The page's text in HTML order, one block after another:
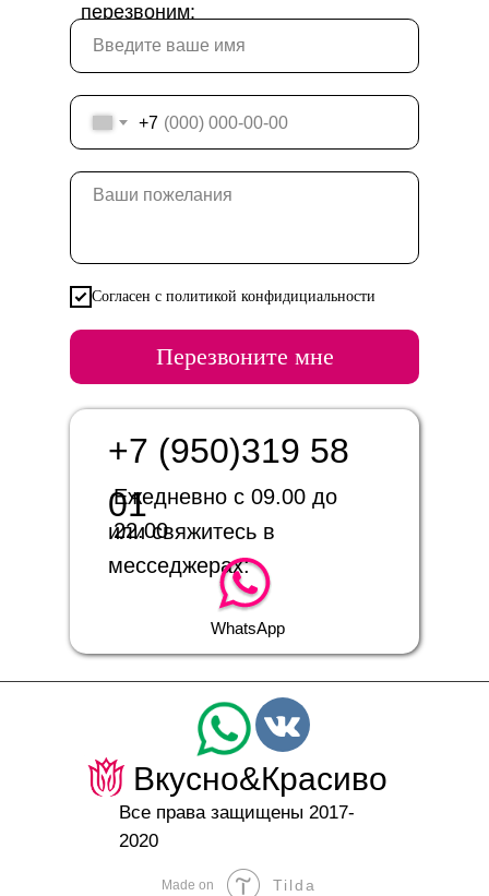
перезвоним:
+7
Согласен с политикой конфидициальности
Перезвоните мне
Ежедневно с 09.00 до
22.00
или свяжитесь в
месседжерах:
+7 (950)319 58
01
WhatsApp
Вкусно&Красиво
Все права защищены 2017-
2020
Made on Tilda